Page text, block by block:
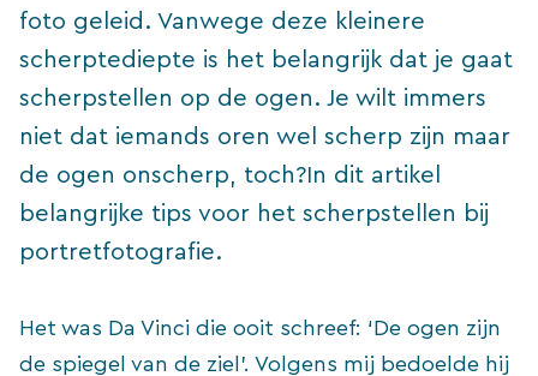
foto geleid. Vanwege deze kleinere
scherptediepte is het belangrijk dat je gaat
scherpstellen op de ogen. Je wilt immers
niet dat iemands oren wel scherp zijn maar
de ogen onscherp, toch?In dit artikel
belangrijke tips voor het scherpstellen bij
portretfotografie.
Het was Da Vinci die ooit schreef: ‘De ogen zijn
de spiegel van de ziel’. Volgens mij bedoelde hij